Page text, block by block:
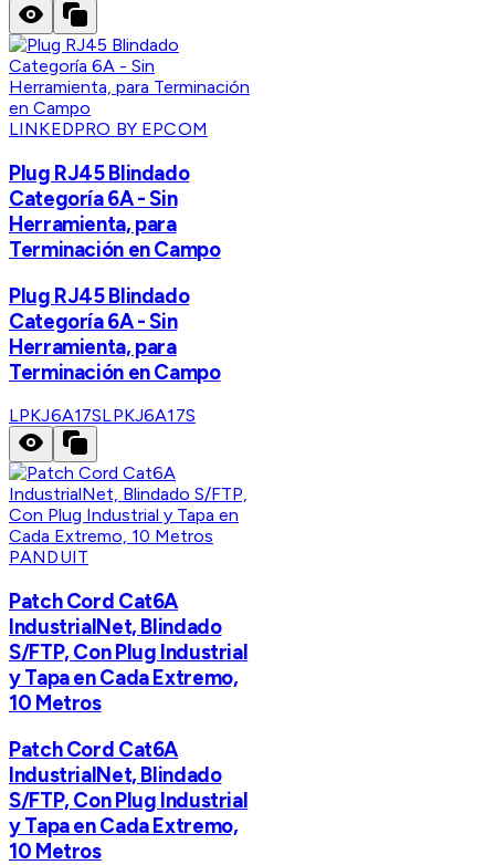
LINKEDPRO BY EPCOM
Plug RJ45 Blindado
Categoría 6A - Sin
Herramienta, para
Terminación en Campo
Plug RJ45 Blindado
Categoría 6A - Sin
Herramienta, para
Terminación en Campo
LPKJ6A17SLPKJ6A17S
PANDUIT
Patch Cord Cat6A
IndustrialNet, Blindado
S/FTP, Con Plug Industrial
y Tapa en Cada Extremo,
10 Metros
Patch Cord Cat6A
IndustrialNet, Blindado
S/FTP, Con Plug Industrial
y Tapa en Cada Extremo,
10 Metros